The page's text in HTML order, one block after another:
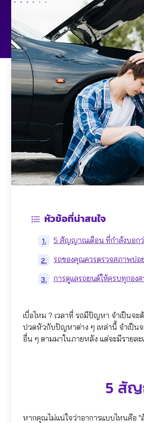
หัวข้อที่น่าสนใจ
1. 5 สัญญาณเตือน ที่กำลังบอก
2. รถของคุณควรตรวจสภาพบ่อ
3. การดูแลรถยนต์ให้ครบทุกอง
เบื่อไหม ? เวลาที่ รถมีปัญหา จำเป็นจ
ปวดหัวกับปัญหาต่าง ๆ เหล่านี้ จำเป็น
อื่น ๆ ตามมาในภายหลัง แต่จะมีรายละ
5 สัญ
หากคุณไม่แน่ใจว่าอาการแบบไหนคือ